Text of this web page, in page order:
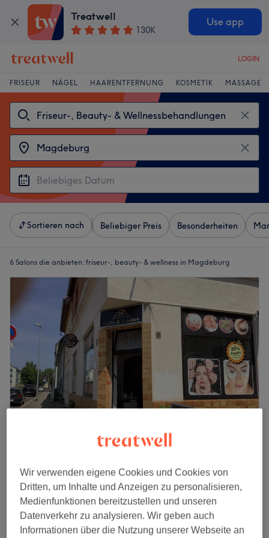
Treatwell
130K
Use app
LOGIN
FRISEUR NÄGEL HAARENTFERNUNG KOSMETIK MASSAGE
Sortieren nach Beliebiger Preis Besonderheiten
6 Salons die anbieten: friseur-, beauty- & wellness in Magdeburg
91 Nails & Lashes
Stadtfeld, Magdeburg
Auf Karte anzeigen
Nagelmodellage - Auffüllen mit Acryl/Gel mit
Farber
45 Min.
Wir verwenden eigene Cookies und Cookies von
Dritten, um Inhalte und Anzeigen zu personalisieren,
Medienfunktionen bereitzustellen und unseren
Datenverkehr zu analysieren. Wir geben auch
Informationen über die Nutzung unserer Webseite an